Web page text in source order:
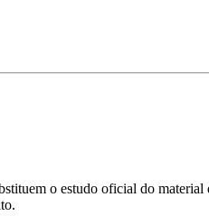
o estudo oficial do